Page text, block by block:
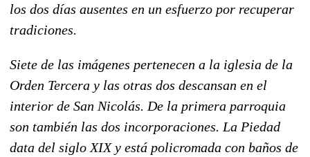
los dos días ausentes en un esfuerzo por recuperar
tradiciones.
Siete de las imágenes pertenecen a la iglesia de la
Orden Tercera y las otras dos descansan en el
interior de San Nicolás. De la primera parroquia
son también las dos incorporaciones. La Piedad
data del siglo XIX y está policromada con baños de